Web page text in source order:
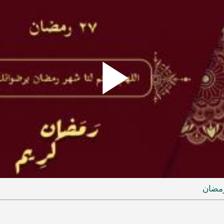
Play